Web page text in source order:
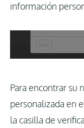
información
Para encontrar su
personalizada en
la casilla de